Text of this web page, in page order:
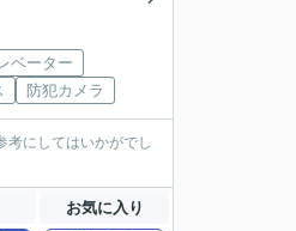
ベーター
防犯カメラ
考にしてはいかがでし
お気に入り